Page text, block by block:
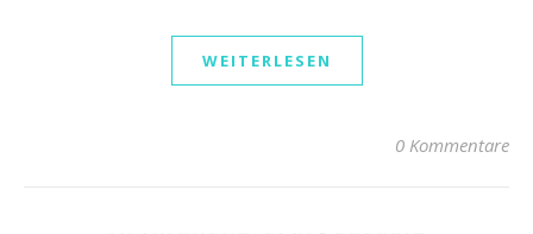
WEITERLESEN
0 Kommentare